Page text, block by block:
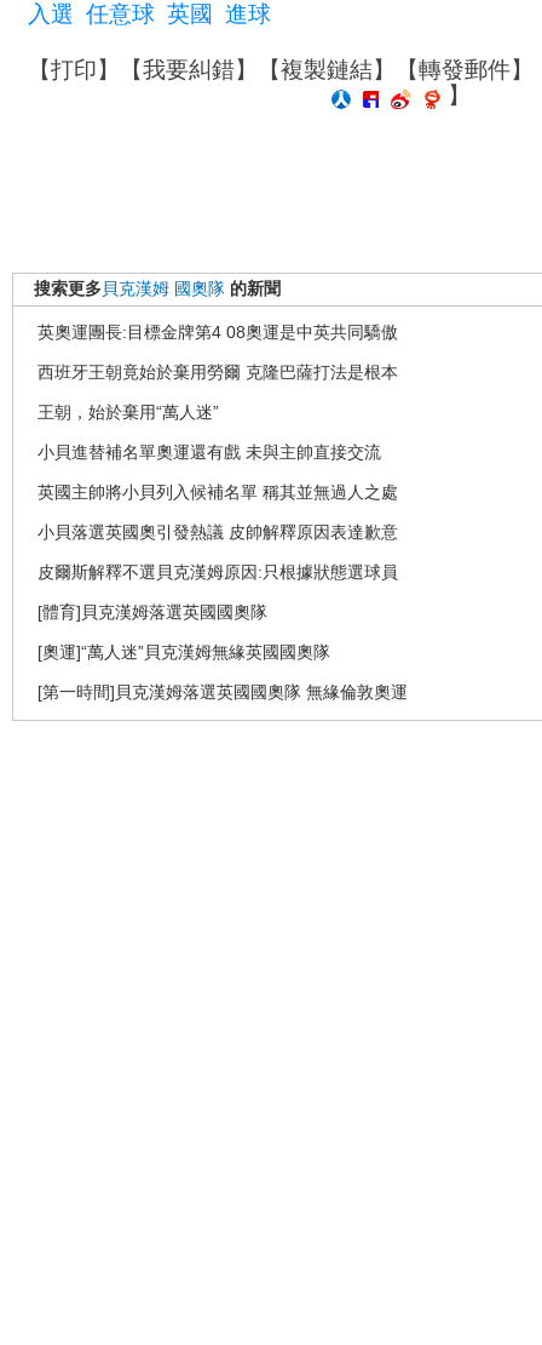
入選 任意球 英國 進球
【打印】【我要糾錯】【複製鏈結】【轉發郵件】
】
搜索更多 貝克漢姆 國奧隊 的新聞
英奧運團長:目標金牌第4 08奧運是中英共同驕傲
西班牙王朝竟始於棄用勞爾 克隆巴薩打法是根本
王朝，始於棄用“萬人迷”
小貝進替補名單奧運還有戲 未與主帥直接交流
英國主帥將小貝列入候補名單 稱其並無過人之處
小貝落選英國奧引發熱議 皮帥解釋原因表達歉意
皮爾斯解釋不選貝克漢姆原因:只根據狀態選球員
[體育]貝克漢姆落選英國國奧隊
[奧運]“萬人迷”貝克漢姆無緣英國國奧隊
[第一時間]貝克漢姆落選英國國奧隊 無緣倫敦奧運